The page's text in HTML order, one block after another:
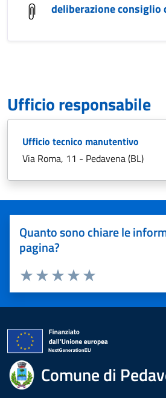
deliberazione consiglio
Ufficio responsabile
Ufficio tecnico manutentivo
Via Roma, 11 - Pedavena (BL)
Quanto sono chiare le
pagina?
Valuta 5 stelle su 5
Valuta 4 stelle su 5
Valuta 3 stelle su 5
Valuta 2 stelle su 5
Valuta 1 stelle su 5
Comune di